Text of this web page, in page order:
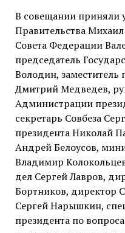
В совещании приняли
Правительства
Совета Федерации
председатель
Володин, заместитель
Дмитрий Медведев,
Администрации
секретарь Совбеза
президента Николай
Андрей Белоусов,
Владимир
дел Сергей Лавров,
Бортников, директор
Сергей Нарышкин,
президента по